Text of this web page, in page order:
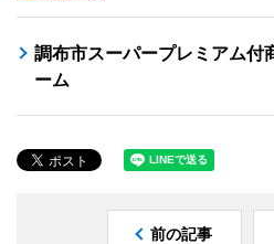
調布市スーパープレミアム付
ーム
前の記事